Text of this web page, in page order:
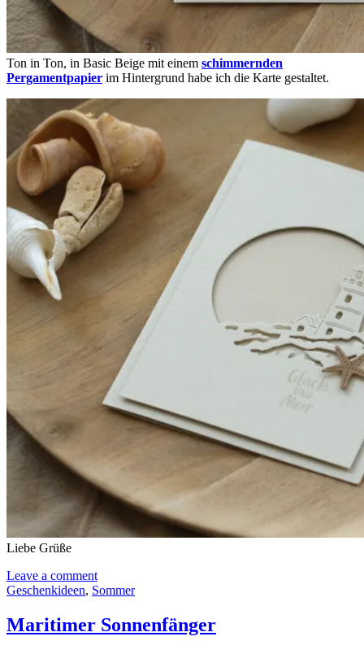
Ton in Ton, in Basic Beige mit einem schimmernden
Pergamentpapier im Hintergrund habe ich die Karte gestaltet.
Liebe Grüße
Leave a comment
Geschenkideen, Sommer
Maritimer Sonnenfänger